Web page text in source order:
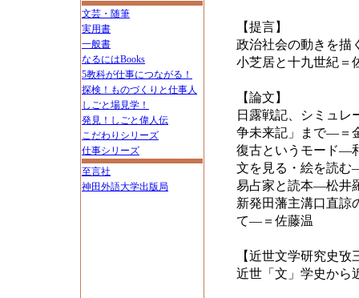
文芸・随筆
実用書
一般書
なるにはBooks
5教科が仕事につながる！
探検！ものづくりと仕事人
しごと場見学！
発見！しごと偉人伝
こだわりシリーズ
仕事シリーズ
至言社
神田外語大学出版局
【提言】
政治社会の動きを描
小芝居と十九世紀＝
【論文】
日露戦記、シミュ
争未来記」まで―＝
復古というモード―
文を見る・絵を読
易占家と読本―松井
新発田藩主溝口直諒
て―＝佐藤温
【近世文学研究史攷
近世「文」学史か